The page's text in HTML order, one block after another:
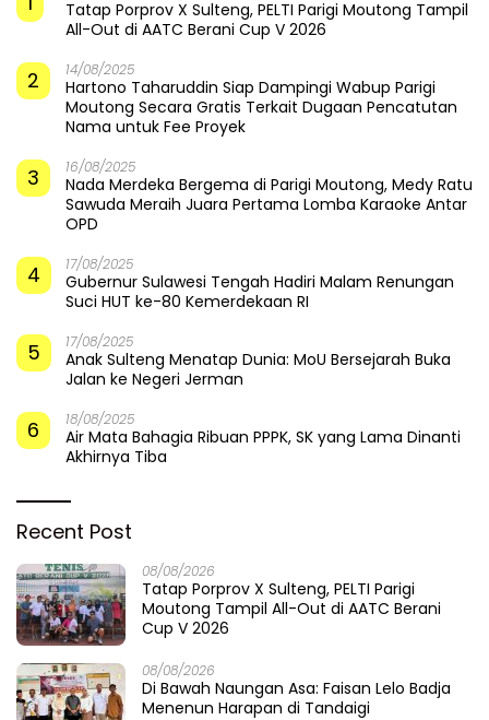
Tatap Porprov X Sulteng, PELTI Parigi Moutong Tampil
All-Out di AATC Berani Cup V 2026
2 14/08/2025
Hartono Taharuddin Siap Dampingi Wabup Parigi
Moutong Secara Gratis Terkait Dugaan Pencatutan
Nama untuk Fee Proyek
3 16/08/2025
Nada Merdeka Bergema di Parigi Moutong, Medy Ratu
Sawuda Meraih Juara Pertama Lomba Karaoke Antar
OPD
4 17/08/2025
Gubernur Sulawesi Tengah Hadiri Malam Renungan
Suci HUT ke-80 Kemerdekaan RI
5 17/08/2025
Anak Sulteng Menatap Dunia: MoU Bersejarah Buka
Jalan ke Negeri Jerman
6 18/08/2025
Air Mata Bahagia Ribuan PPPK, SK yang Lama Dinanti
Akhirnya Tiba
Recent Post
08/08/2026
Tatap Porprov X Sulteng, PELTI Parigi
Moutong Tampil All-Out di AATC Berani
Cup V 2026
08/08/2026
Di Bawah Naungan Asa: Faisan Lelo Badja
Menenun Harapan di Tandaigi